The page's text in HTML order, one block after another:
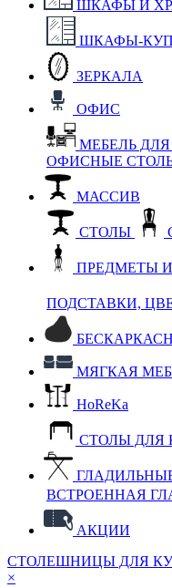
ШКАФЫ И
ШКАФЫ-
ЗЕРКАЛА
ОФИС
МЕБЕЛЬ
ОФИСНЫЕ
МАССИВ
СТОЛЫ
ПРЕДМЕТЫ
ПОДСТАВКИ,
МЯГКАЯ
HoReKa
СТОЛЫ ДЛЯ
ВСТРОЕННАЯ
АКЦИИ
СТОЛЕШНИЦЫ ДЛЯ
×